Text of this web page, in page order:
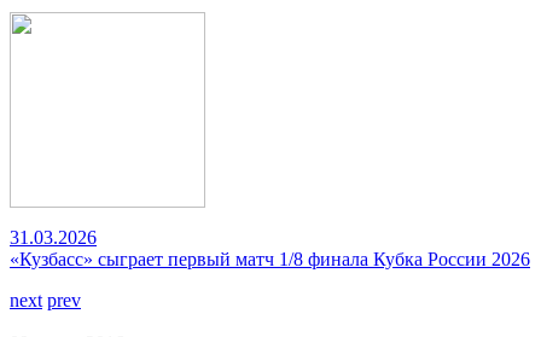
31.03.2026
«Кузбасс» сыграет первый матч 1/8 финала Кубка России 2026
next prev